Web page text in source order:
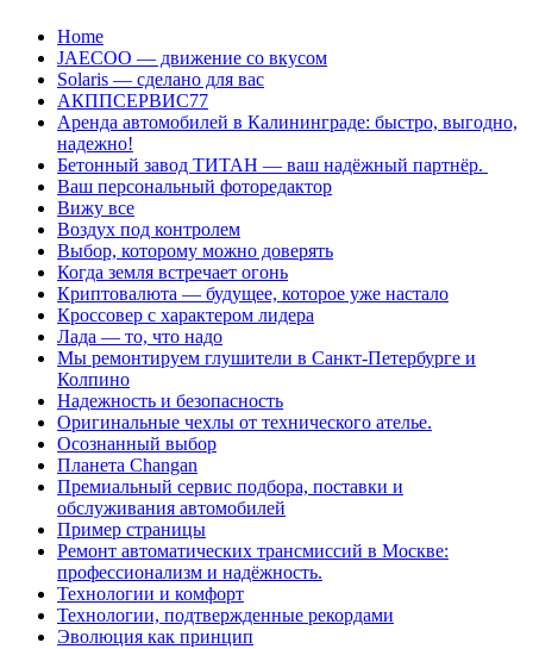
Перейти
содержанию
Home
JAECOO — движение со вкусом
Solaris — сделано для вас
АКППСЕРВИС77
Аренда автомобилей в Калининграде: быстро, выгодно,
надежно!
Бетонный завод ТИТАН — ваш надёжный партнёр.
Ваш персональный фоторедактор
Вижу все
Воздух под контролем
Выбор, которому можно доверять
Когда земля встречает огонь
Криптовалюта — будущее, которое уже настало
Кроссовер с характером лидера
Лада — то, что надо
Мы ремонтируем глушители в Санкт-Петербурге и
Колпино
Надежность и безопасность
Оригинальные чехлы от технического ателье.
Осознанный выбор
Планета Changan
Премиальный сервис подбора, поставки и
обслуживания автомобилей
Пример страницы
Ремонт автоматических трансмиссий в Москве:
профессионализм и надёжность.
Технологии и комфорт
Технологии, подтвержденные рекордами
Эволюция как принцип